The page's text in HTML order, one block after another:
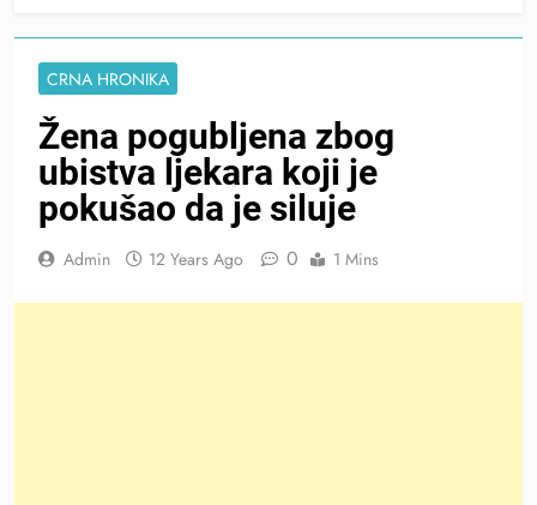
CRNA HRONIKA
Žena pogubljena zbog
ubistva ljekara koji je
pokušao da je siluje
Admin 12 Years Ago 0 1 Mins